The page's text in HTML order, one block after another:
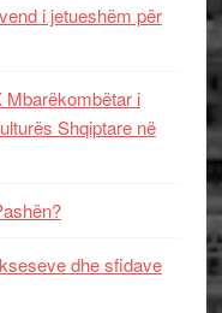
i jetueshëm për
Mbarëkombëtar i
Shqiptare në
dhe sfidave